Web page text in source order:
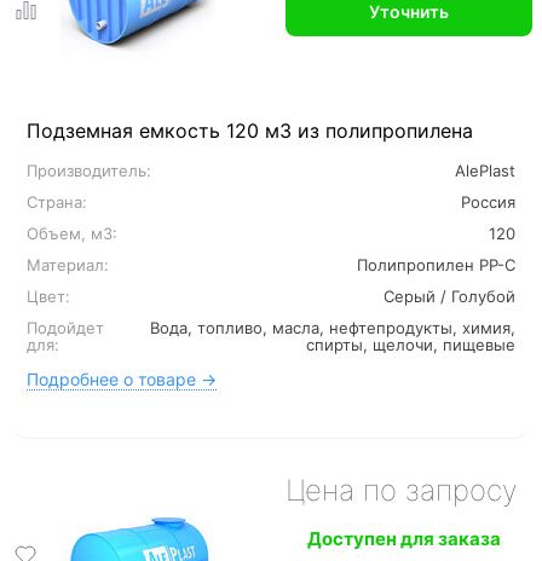
Подземная емкость 120 м3 из полипропилена
Производитель:
AlePlast
Страна:
Россия
Объем, м3:
120
Материал:
Полипропилен PP-C
Цвет:
Серый / Голубой
Подойдет
для:
Вода, топливо, масла, нефтепродукты, химия,
спирты, щелочи, пищевые
Подробнее о товаре →
Уточнить
Цена по запросу
Доступен для заказа